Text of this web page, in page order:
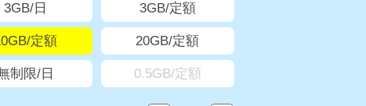
3GB/日 3GB/定額
定額 20GB/定額
制限/日 0.5GB/定額